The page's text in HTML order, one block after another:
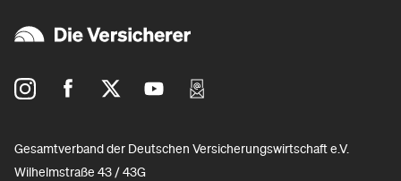
Gesamtverband der Deutschen Versicherungswirtschaft e.V.
Wilhelmstraße 43 / 43G